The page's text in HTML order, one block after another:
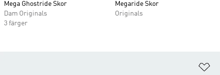
Mega Ghostride Skor
Dam Originals
3 färger
Megaride Skor
Originals